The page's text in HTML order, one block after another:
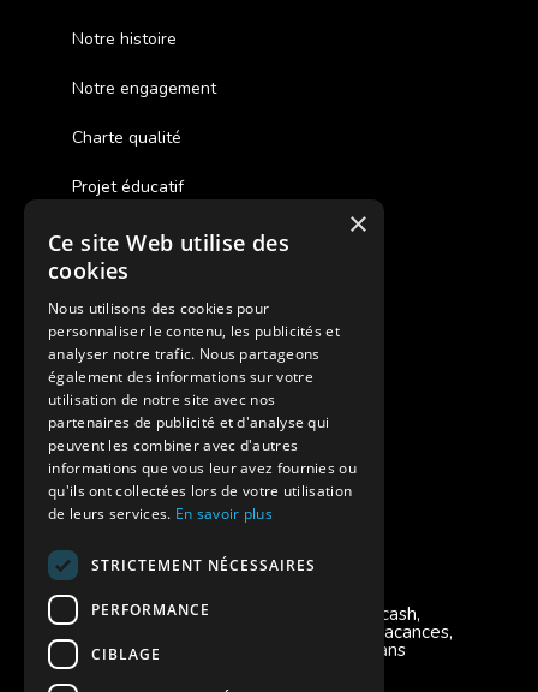
Notre histoire
Notre engagement
Charte qualité
Projet éducatif
Des colonies de vacances inclusives
Assurances annulations
Aides financières pour partir en colonie
Charte de confidentialité
Vacances Adaptées Adulte Supernova
Modes de règlement acceptés
Chèque, Virement, Espèces, Mandats cash,
Bons CAF, Conseil général, Chèques vacances,
Carte bancaire, Prise en charge reçu sans
règlement, Prélèvement, Pass Colo
×
Ce site Web utilise des
cookies
Nous utilisons des cookies pour
personnaliser le contenu, les publicités et
analyser notre trafic. Nous partageons
également des informations sur votre
utilisation de notre site avec nos
partenaires de publicité et d'analyse qui
peuvent les combiner avec d'autres
informations que vous leur avez fournies ou
qu'ils ont collectées lors de votre utilisation
de leurs services. En savoir plus
STRICTEMENT NÉCESSAIRES
PERFORMANCE
CIBLAGE